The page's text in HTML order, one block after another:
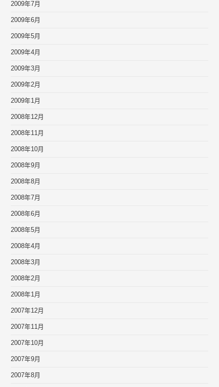
2009年7月
2009年6月
2009年5月
2009年4月
2009年3月
2009年2月
2009年1月
2008年12月
2008年11月
2008年10月
2008年9月
2008年8月
2008年7月
2008年6月
2008年5月
2008年4月
2008年3月
2008年2月
2008年1月
2007年12月
2007年11月
2007年10月
2007年9月
2007年8月